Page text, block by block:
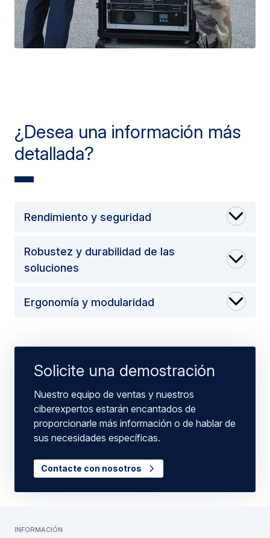
¿Desea una información más
detallada?
Rendimiento y seguridad
Robustez y durabilidad de las
soluciones
Ergonomía y modularidad
Solicite una demostración
Nuestro equipo de ventas y nuestros
ciberexpertos estarán encantados de
proporcionarle más información o de hablar de
sus necesidades específicas.
Contacte con nosotros
información